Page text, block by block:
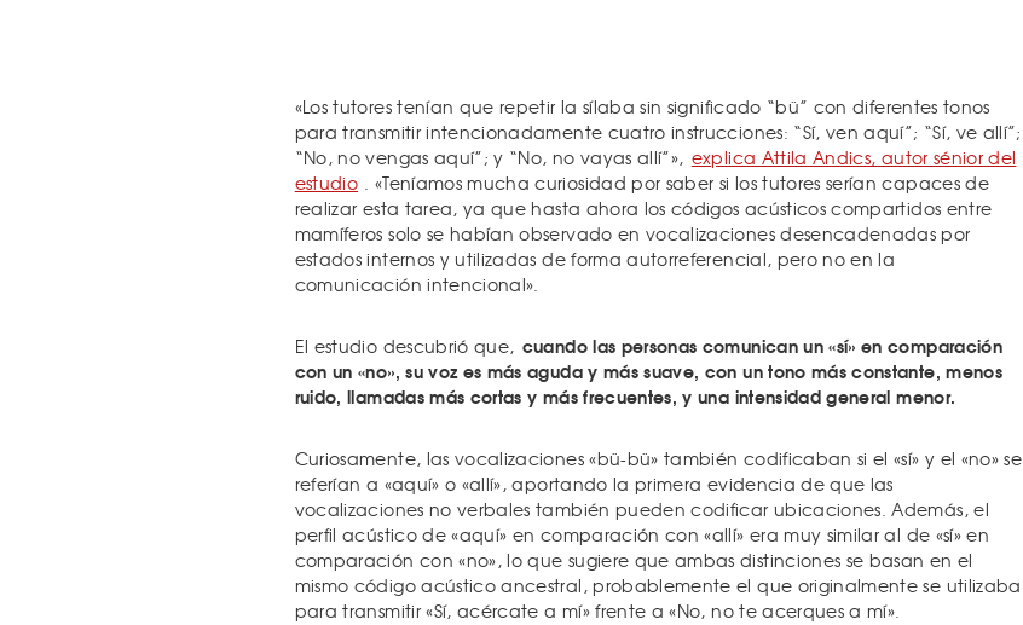
«Los tutores tenían que repetir la sílaba sin significado “bü” con diferentes tonos
para transmitir intencionadamente cuatro instrucciones: “Sí, ven aquí”; “Sí, ve allí”;
“No, no vengas aquí”; y “No, no vayas allí”», explica Attila Andics, autor sénior del
estudio . «Teníamos mucha curiosidad por saber si los tutores serían capaces de
realizar esta tarea, ya que hasta ahora los códigos acústicos compartidos entre
mamíferos solo se habían observado en vocalizaciones desencadenadas por
estados internos y utilizadas de forma autorreferencial, pero no en la
comunicación intencional».
El estudio descubrió que, cuando las personas comunican un «sí» en comparación
con un «no», su voz es más aguda y más suave, con un tono más constante, menos
ruido, llamadas más cortas y más frecuentes, y una intensidad general menor.
Curiosamente, las vocalizaciones «bü-bü» también codificaban si el «sí» y el «no» se
referían a «aquí» o «allí», aportando la primera evidencia de que las
vocalizaciones no verbales también pueden codificar ubicaciones. Además, el
perfil acústico de «aquí» en comparación con «allí» era muy similar al de «sí» en
comparación con «no», lo que sugiere que ambas distinciones se basan en el
mismo código acústico ancestral, probablemente el que originalmente se utilizaba
para transmitir «Sí, acércate a mí» frente a «No, no te acerques a mí».